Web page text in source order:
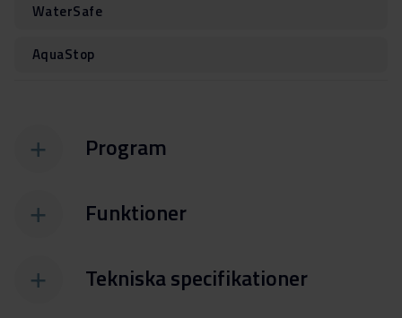
WaterSafe
AquaStop
Program
Funktioner
Tekniska specifikationer